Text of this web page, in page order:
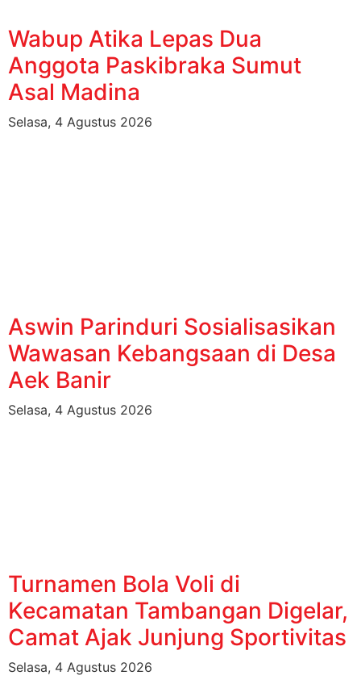
Wabup Atika Lepas Dua
Anggota Paskibraka Sumut
Asal Madina
Selasa, 4 Agustus 2026
Aswin Parinduri Sosialisasikan
Wawasan Kebangsaan di Desa
Aek Banir
Selasa, 4 Agustus 2026
Turnamen Bola Voli di
Kecamatan Tambangan Digelar,
Camat Ajak Junjung Sportivitas
Selasa, 4 Agustus 2026